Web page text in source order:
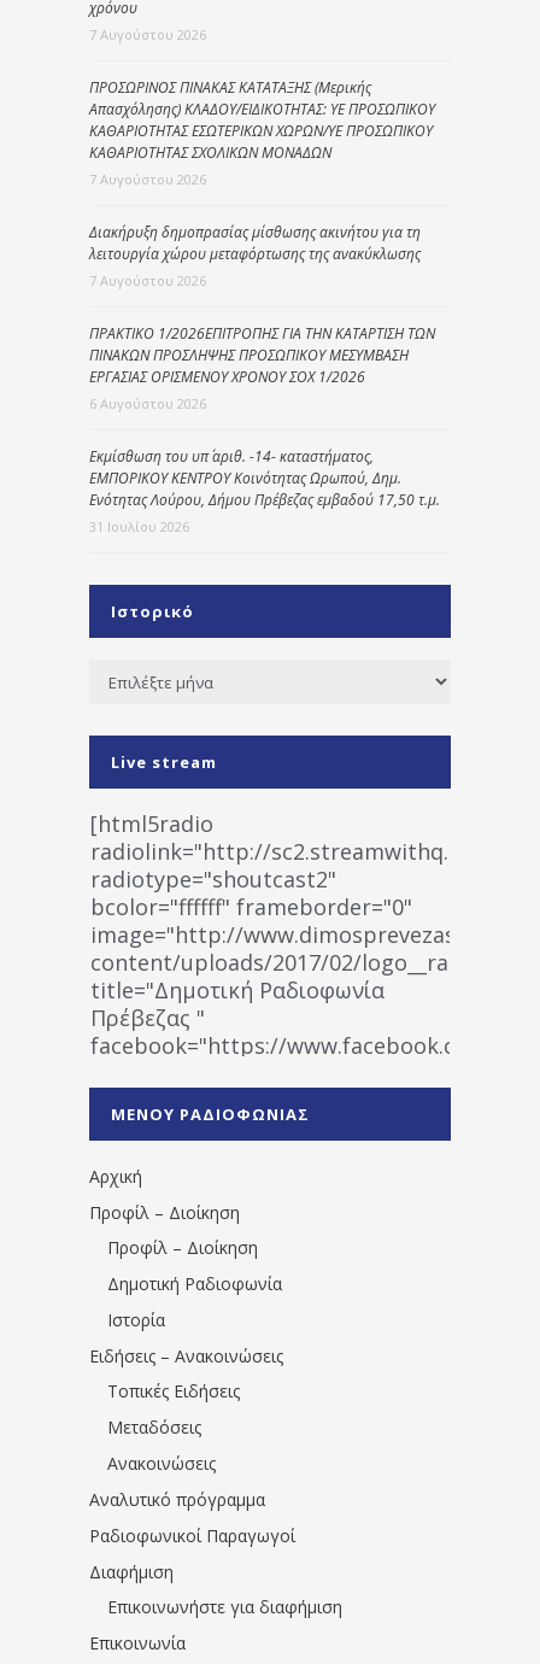
χρόνου
7 Αυγούστου 2026
ΠΡΟΣΩΡΙΝΟΣ ΠΙΝΑΚΑΣ ΚΑΤΑΤΑΞΗΣ (Μερικής
Απασχόλησης) ΚΛΑΔΟΥ/ΕΙΔΙΚΟΤΗΤΑΣ: ΥΕ ΠΡΟΣΩΠΙΚΟΥ
ΚΑΘΑΡΙΟΤΗΤΑΣ ΕΣΩΤΕΡΙΚΩΝ ΧΩΡΩΝ/ΥΕ ΠΡΟΣΩΠΙΚΟΥ
ΚΑΘΑΡΙΟΤΗΤΑΣ ΣΧΟΛΙΚΩΝ ΜΟΝΑΔΩΝ
7 Αυγούστου 2026
Διακήρυξη δημοπρασίας μίσθωσης ακινήτου για τη
λειτουργία χώρου μεταφόρτωσης της ανακύκλωσης
7 Αυγούστου 2026
ΠΡΑΚΤΙΚΟ 1/2026ΕΠΙΤΡΟΠΗΣ ΓΙΑ ΤΗΝ ΚΑΤΑΡΤΙΣΗ ΤΩΝ
ΠΙΝΑΚΩΝ ΠΡΟΣΛΗΨΗΣ ΠΡΟΣΩΠΙΚΟΥ ΜΕΣΥΜΒΑΣΗ
ΕΡΓΑΣΙΑΣ ΟΡΙΣΜΕΝΟΥ ΧΡΟΝΟΥ ΣΟΧ 1/2026
6 Αυγούστου 2026
Εκμίσθωση του υπ΄ αριθ. -14- καταστήματος,
ΕΜΠΟΡΙΚΟΥ ΚΕΝΤΡΟΥ Κοινότητας Ωρωπού, Δημ.
Ενότητας Λούρου, Δήμου Πρέβεζας εμβαδού 17,50 τ.μ.
31 Ιουλίου 2026
Ιστορικό
Ιστορικό
Live stream
[html5radio
radiolink="http://
radiotype="shoutcast2"
bcolor="ffffff" frameborder="0"
image="http://www.dimosprevezas.gr/wp-
content/uploads/2017/02/
title="Δημοτική Ραδιοφωνία
Πρέβεζας "
facebook="https://www.facebook.com/
1531194763766854/" artist="" ]
ΜΕΝΟΥ ΡΑΔΙΟΦΩΝΙΑΣ
Αρχική
Προφίλ – Διοίκηση
Προφίλ – Διοίκηση
Δημοτική Ραδιοφωνία
Ιστορία
Ειδήσεις – Ανακοινώσεις
Τοπικές Ειδήσεις
Μεταδόσεις
Ανακοινώσεις
Αναλυτικό πρόγραμμα
Ραδιοφωνικοί Παραγωγοί
Διαφήμιση
Επικοινωνήστε για διαφήμιση
Επικοινωνία